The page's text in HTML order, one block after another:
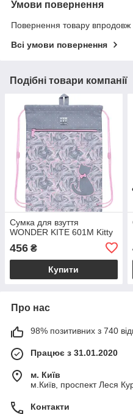
Умови повернення
Повернення товару впродовж
Всі умови повернення
Подібні товари компанії
Сумка для взуття
WONDER KITE 601M Kitty
456 ₴
Купити
Про нас
98% позитивних з 740
Працює з 31.01.2020
м. Київ
м.Київ, проспект Леся
Контакти